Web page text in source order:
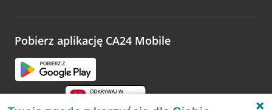
Pobierz aplikację CA24 Mobile